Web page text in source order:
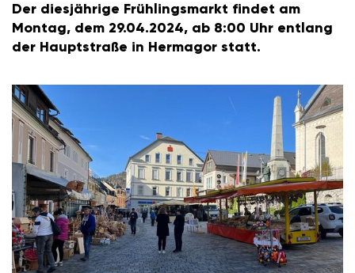
Der dies­jäh­rige Früh­lings­markt findet am
Montag, dem 29.04.2024, ab 8:00 Uhr entlang
der Haupt­straße in Hermagor statt.